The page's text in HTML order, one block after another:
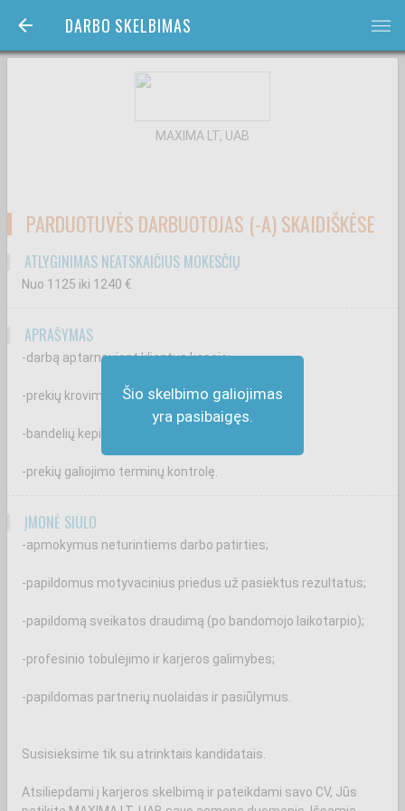
DARBO SKELBIMAS bars
Šio skelbimo galiojimas
yra pasibaigęs.
MAXIMA LT, UAB
PARDUOTUVĖS DARBUOTOJAS (-A) SKAIDIŠKĖSE
ATLYGINIMAS NEATSKAIČIUS MOKESČIŲ
Nuo 1125 iki 1240 €
APRAŠYMAS
-darbą aptarnaujant klientus kasoje;
-prekių krovimą ir priežiūrą prekybos salėje;
-bandelių kepimą ir užkrovimą;
-prekių galiojimo terminų kontrolę.
ĮMONĖ SIŪLO
-apmokymus neturintiems darbo patirties;
-papildomus motyvacinius priedus už pasiektus rezultatus;
-papildomą sveikatos draudimą (po bandomojo laikotarpio);
-profesinio tobulėjimo ir karjeros galimybes;
-papildomas partnerių nuolaidas ir pasiūlymus.
Susisieksime tik su atrinktais kandidatais.
Atsiliepdami į karjeros skelbimą ir pateikdami savo CV, Jūs